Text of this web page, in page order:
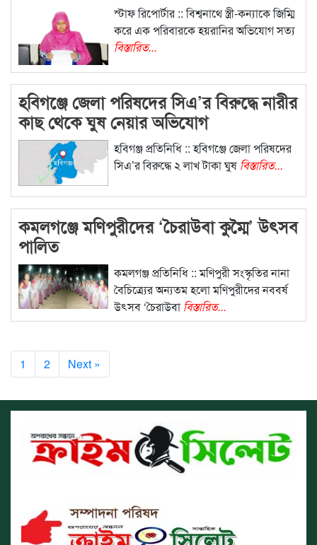
স্টাফ রিপোর্টার :: বিশ্বনাথে স্ত্রী-কন্যাকে জিম্মি
করে এক পরিবারকে হয়রানির অভিযোগ সত্য
বিস্তারিত...
হবিগঞ্জে জেলা পরিষদের সিএ’র বিরুদ্ধে নারীর
কাছ থেকে ঘুষ নেয়ার অভিযোগ
হবিগঞ্জ প্রতিনিধি :: হবিগঞ্জে জেলা পরিষদের
সিএ’র বিরুদ্ধে ২ লাখ টাকা ঘুষ বিস্তারিত...
কমলগঞ্জে মণিপুরীদের ‘চৈরাউবা কুম্মৈ’ উৎসব
পালিত
কমলগঞ্জ প্রতিনিধি :: মণিপুরী সংস্কৃতির নানা
বৈচিত্র্যের অন্যতম হলো মণিপুরীদের নববর্ষ
উৎসব ‘চৈরাউবাবিস্তারিত...
1 2 Next »